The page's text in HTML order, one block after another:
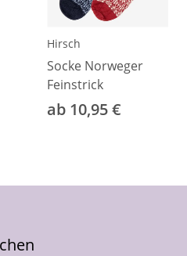
Hirsch
Socke Norweger
Feinstrick
ab 10,95 €